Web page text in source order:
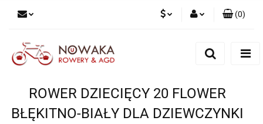
(0)
ROWER DZIECIĘCY 20 FLOWER
BŁĘKITNO-BIAŁY DLA DZIEWCZYNKI